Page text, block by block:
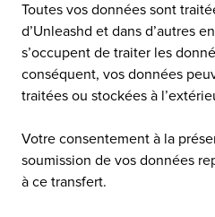
Toutes vos données sont
d’Unleashd et dans d’autres
s’occupent de traiter les
conséquent, vos données
traitées ou stockées à
Votre consentement à la
soumission de vos données
à ce transfert.